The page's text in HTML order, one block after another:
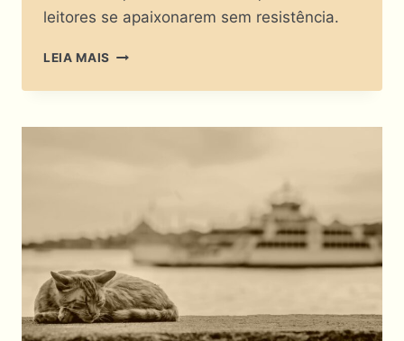
leitores se apaixonarem sem resistência.
LEIA MAIS SEU
PISOU
VOCÊ?
LIVROS
COM
GATOS?!